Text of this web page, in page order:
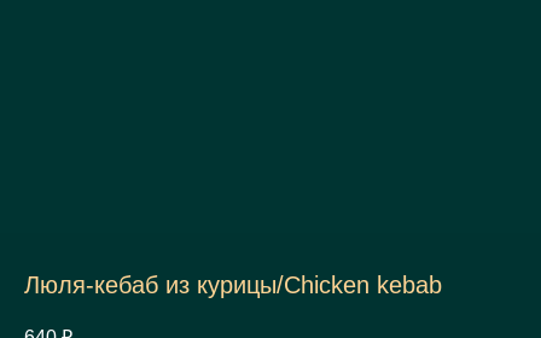
Люля-кебаб из курицы/Chicken kebab